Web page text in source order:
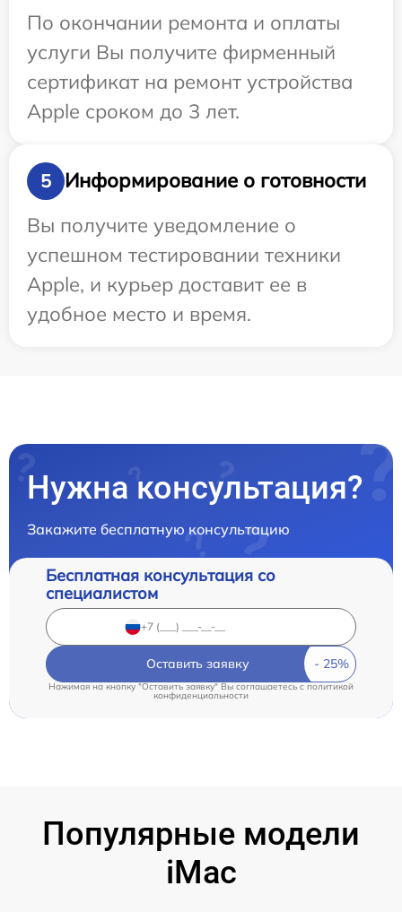
По окончании ремонта и оплаты
услуги Вы получите фирменный
сертификат на ремонт устройства
Apple сроком до 3 лет.
5
Информирование о готовности
Вы получите уведомление о
успешном тестировании техники
Apple, и курьер доставит ее в
удобное место и время.
Нужна консультация?
Закажите бесплатную консультацию
Бесплатная консультация со
специалистом
Оставить заявку
Нажимая на кнопку "Оставить заявку" Вы соглашаетесь cполитикой
конфиденциальности
Популярные модели
iMac